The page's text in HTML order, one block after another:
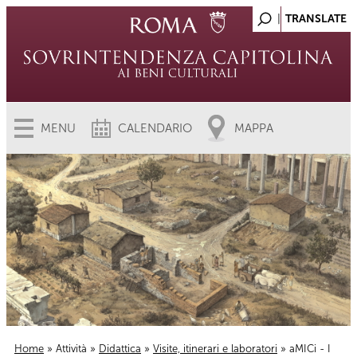
MENU CALENDARIO MAPPA
Home » Attività » Didattica » Visite, itinerari e laboratori » aMICi - I